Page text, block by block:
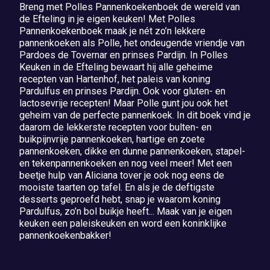
Breng met Polles Pannenkoekenboek de wereld van
de Efteling in je eigen keuken! Met Polles
Pannenkoekenboek maak je nét zo’n lekkere
pannenkoeken als Polle, het ondeugende vriendje van
Pardoes de Tovernar en prinses Pardijn. In Polles
Keuken in de Efteling bewaart hij alle geheime
recepten van Hartenhof, het paleis van koning
Pardulfus en prinses Pardijn. Ook voor gluten- en
lactosevrije recepten! Maar Polle gunt jou ook het
geheim van de perfecte pannenkoek. In dit boek vind je
daarom de lekkerste recepten voor bulten- en
buikpijnvrije pannenkoeken, hartige en zoete
pannenkoeken, dikke en dunne pannenkoeken, stapel-
en tekenpannenkoeken en nog veel meer! Met een
beetje hulp van Aliciana tover je ook nog eens de
mooiste taarten op tafel. En als je de deftigste
desserts geproefd hebt, snap je waarom koning
Pardulfus, zo’n bol buikje heeft... Maak van je eigen
keuken een paleiskeuken en word een koninklijke
pannenkoekenbakker!